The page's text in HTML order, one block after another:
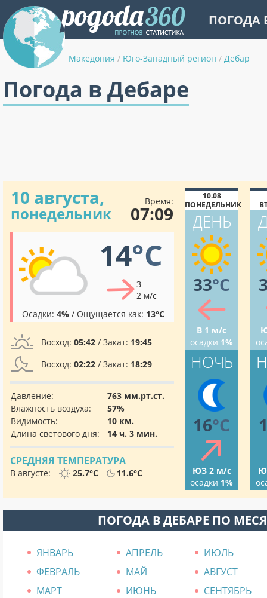
ПОГОДА
Македония / Юго-Западный регион / Дебар
Погода в Дебаре
10 августа,
понедельник
Время:
07:09
14°C
З
2 м/с
Осадки: 4% / Ощущается как: 13°C
Восход: 05:42 / Закат: 19:45
Восход: 02:22 / Закат: 18:29
Давление:
763 мм.рт.ст.
Влажность воздуха:
57%
Видимость:
10 км.
Длина светового дня:
14 ч. 3 мин.
СРЕДНЯЯ ТЕМПЕРАТУРА
В августе: 25.7°C 11.6°C
10.08
ПОНЕДЕЛЬНИК
ДЕНЬ
33°C
В 1 м/с
осадки 1%
НОЧЬ
16°C
ЮЗ 2 м/с
осадки 1%
ПОГОДА В ДЕБАРЕ ПО
ЯНВАРЬ АПРЕЛЬ
ИЮЛЬ
ФЕВРАЛЬ
МАЙ
АВГУСТ
МАРТ
ИЮНЬ СЕНТЯБРЬ